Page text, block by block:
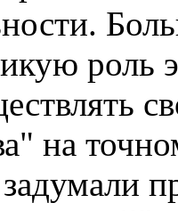
роль
на